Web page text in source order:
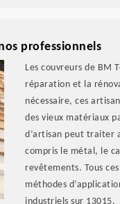
professionnels
Les couvreurs de
réparation et la
nécessaire, ces
des vieux matériaux
d’artisan peut traiter
compris le métal, le
revêtements. Tous
méthodes
industriels sur 13015.